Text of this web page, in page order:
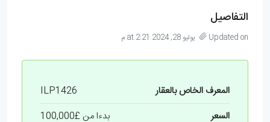
التفاصيل
Updated on يوليو 28, 2024 at 2:21 م
المعرف الخاص بالعقار
ILP1426
السعر
بدءا من £100,000